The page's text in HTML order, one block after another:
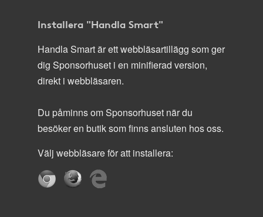
Installera "Handla Smart"
Handla Smart är ett webbläsartillägg som ger
dig Sponsorhuset i en minifierad version,
direkt i webbläsaren.
Du påminns om Sponsorhuset när du
besöker en butik som finns ansluten hos oss.
Välj webbläsare för att installera: